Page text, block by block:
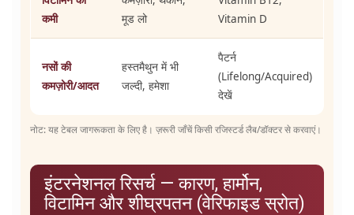
कमी
मूड लो
Vitamin D
नसों की
कमज़ोरी/आदत
हस्तमैथुन में भी
जल्दी, हमेशा
पैटर्न
(Lifelong/Acquired)
देखें
नोट: यह टेबल जागरूकता के लिए है। ज़रूरी जाँचें किसी रजिस्टर्ड लैब/डॉक्टर से करवाएं।
इंटरनेशनल रिसर्च — कारण, हार्मोन,
विटामिन और शीघ्रपतन (वेरिफाइड स्रोत)